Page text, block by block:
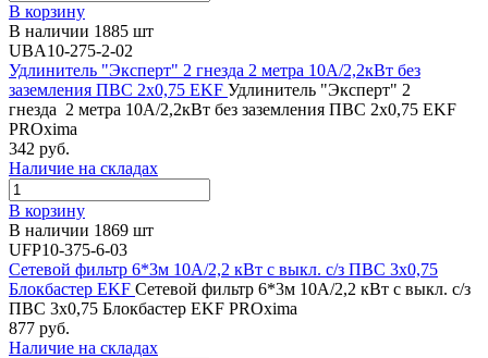
В корзину
В наличии 1885 шт
UBA10-275-2-02
Удлинитель "Эксперт" 2 гнезда 2 метра 10А/2,2кВт без
заземления ПВС 2х0,75 EKF Удлинитель "Эксперт" 2
гнезда 2 метра 10А/2,2кВт без заземления ПВС 2х0,75 EKF
PROxima
342 руб.
Наличие на складах
В корзину
В наличии 1869 шт
UFP10-375-6-03
Сетевой фильтр 6*3м 10А/2,2 кВт с выкл. c/з ПВС 3х0,75
Блокбастер EKF Сетевой фильтр 6*3м 10А/2,2 кВт с выкл. c/з
ПВС 3х0,75 Блокбастер EKF PROxima
877 руб.
Наличие на складах